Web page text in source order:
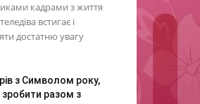
кадрами з життя
встигає і
достатню увагу
з Символом року,
зробити разом з